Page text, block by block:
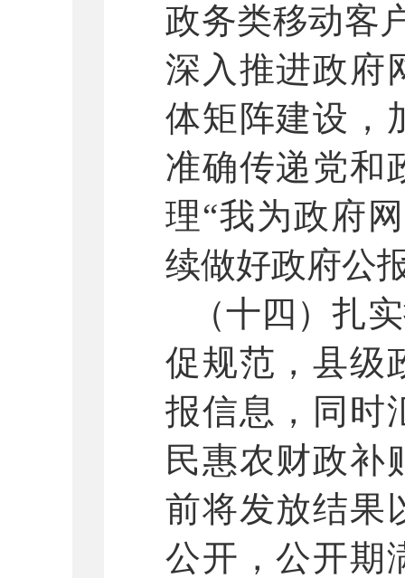
政务类移动客
深入推进政府
体矩阵建设，
准确传递党和
理“我为政府
续做好政府公
（十四）扎
促规范，县级
报信息，同时
民惠农财政补
前将发放结果
公开，公开期